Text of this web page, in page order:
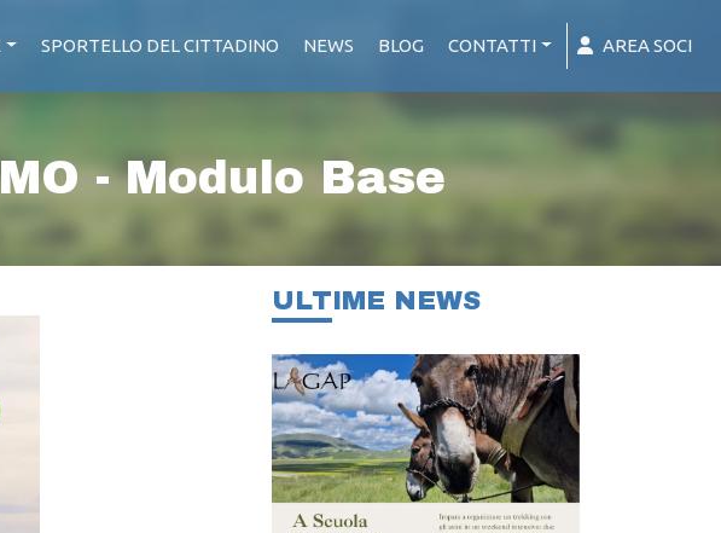
SPORTELLO DEL CITTADINO NEWS BLOG CONTATTI AREA SOCI
- Modulo Base
ULTIME NEWS